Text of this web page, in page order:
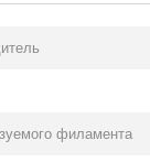
филамента